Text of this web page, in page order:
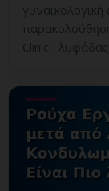
Clinic Γλυφάδας.